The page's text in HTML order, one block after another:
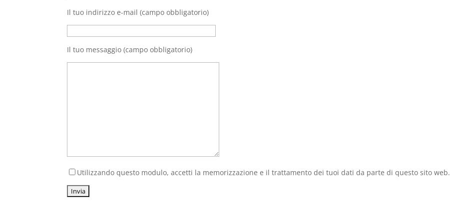
Il tuo indirizzo e-mail (campo obbligatorio)
Il tuo messaggio (campo obbligatorio)
Utilizzando questo modulo, accetti la memorizzazione e il trattamento dei tuoi dati da parte di questo sito web.